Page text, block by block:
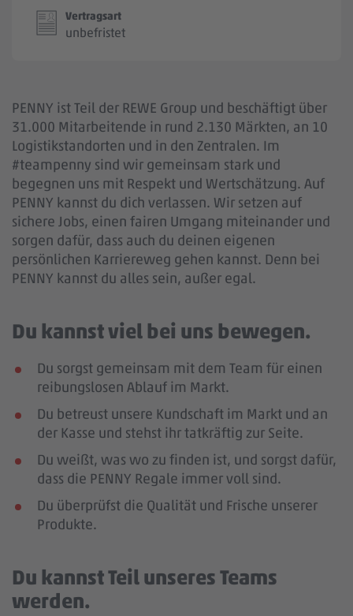
Vertragsart
unbefristet
PENNY ist Teil der REWE Group und beschäftigt über
31.000 Mitarbeitende in rund 2.130 Märkten, an 10
Logistikstandorten und in den Zentralen. Im
#teampenny sind wir gemeinsam stark und
begegnen uns mit Respekt und Wertschätzung. Auf
PENNY kannst du dich verlassen. Wir setzen auf
sichere Jobs, einen fairen Umgang miteinander und
sorgen dafür, dass auch du deinen eigenen
persönlichen Karriereweg gehen kannst. Denn bei
PENNY kannst du alles sein, außer egal.
Du kannst viel bei uns bewegen.
Du sorgst gemeinsam mit dem Team für einen
reibungslosen Ablauf im Markt.
Du betreust unsere Kundschaft im Markt und an
der Kasse und stehst ihr tatkräftig zur Seite.
Du weißt, was wo zu finden ist, und sorgst dafür,
dass die PENNY Regale immer voll sind.
Du überprüfst die Qualität und Frische unserer
Produkte.
Du kannst Teil unseres Teams
werden.